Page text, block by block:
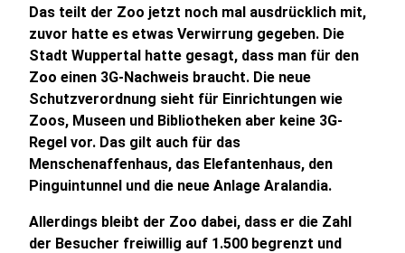
Das teilt der Zoo jetzt noch mal ausdrücklich mit,
zuvor hatte es etwas Verwirrung gegeben. Die
Stadt Wuppertal hatte gesagt, dass man für den
Zoo einen 3G-Nachweis braucht. Die neue
Schutzverordnung sieht für Einrichtungen wie
Zoos, Museen und Bibliotheken aber keine 3G-
Regel vor. Das gilt auch für das
Menschenaffenhaus, das Elefantenhaus, den
Pinguintunnel und die neue Anlage Aralandia.
Allerdings bleibt der Zoo dabei, dass er die Zahl
der Besucher freiwillig auf 1.500 begrenzt und